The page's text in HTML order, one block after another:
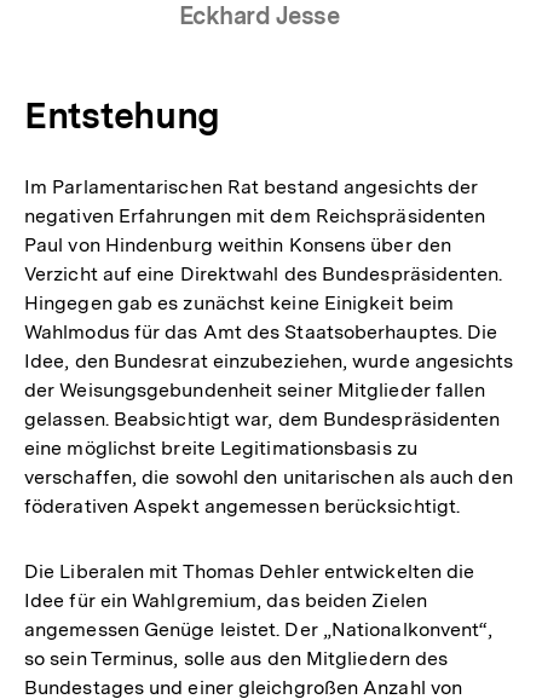
Eckhard Jesse
Entstehung
Im Parlamentarischen Rat bestand angesichts der
negativen Erfahrungen mit dem Reichspräsidenten
Paul von Hindenburg weithin Konsens über den
Verzicht auf eine Direktwahl des Bundespräsidenten.
Hingegen gab es zunächst keine Einigkeit beim
Wahlmodus für das Amt des Staatsoberhauptes. Die
Idee, den Bundesrat einzubeziehen, wurde angesichts
der Weisungsgebundenheit seiner Mitglieder fallen
gelassen. Beabsichtigt war, dem Bundespräsidenten
eine möglichst breite Legitimationsbasis zu
verschaffen, die sowohl den unitarischen als auch den
föderativen Aspekt angemessen berücksichtigt.
Die Liberalen mit Thomas Dehler entwickelten die
Idee für ein Wahlgremium, das beiden Zielen
angemessen Genüge leistet. Der „Nationalkonvent“,
so sein Terminus, solle aus den Mitgliedern des
Bundestages und einer gleichgroßen Anzahl von